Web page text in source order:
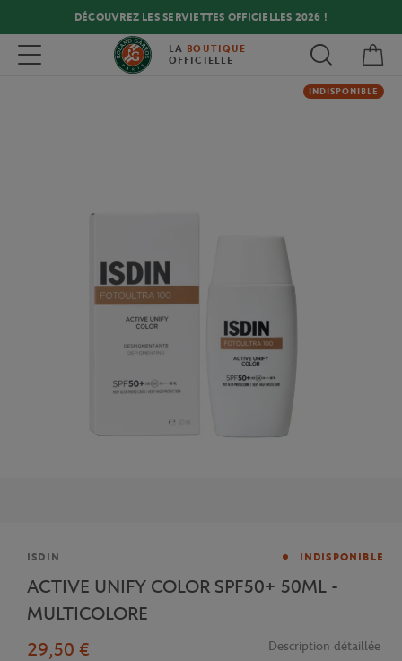
DÉCOUVREZ LES SERVIETTES OFFICIELLES 2026 !
Toggle navigation LA BOUTIQUE
OFFICIELLE
INDISPONIBLE
Marque
ISDIN INDISPONIBLE
ACTIVE UNIFY COLOR SPF50+ 50ML -
MULTICOLORE
29,50 €
Description détaillée